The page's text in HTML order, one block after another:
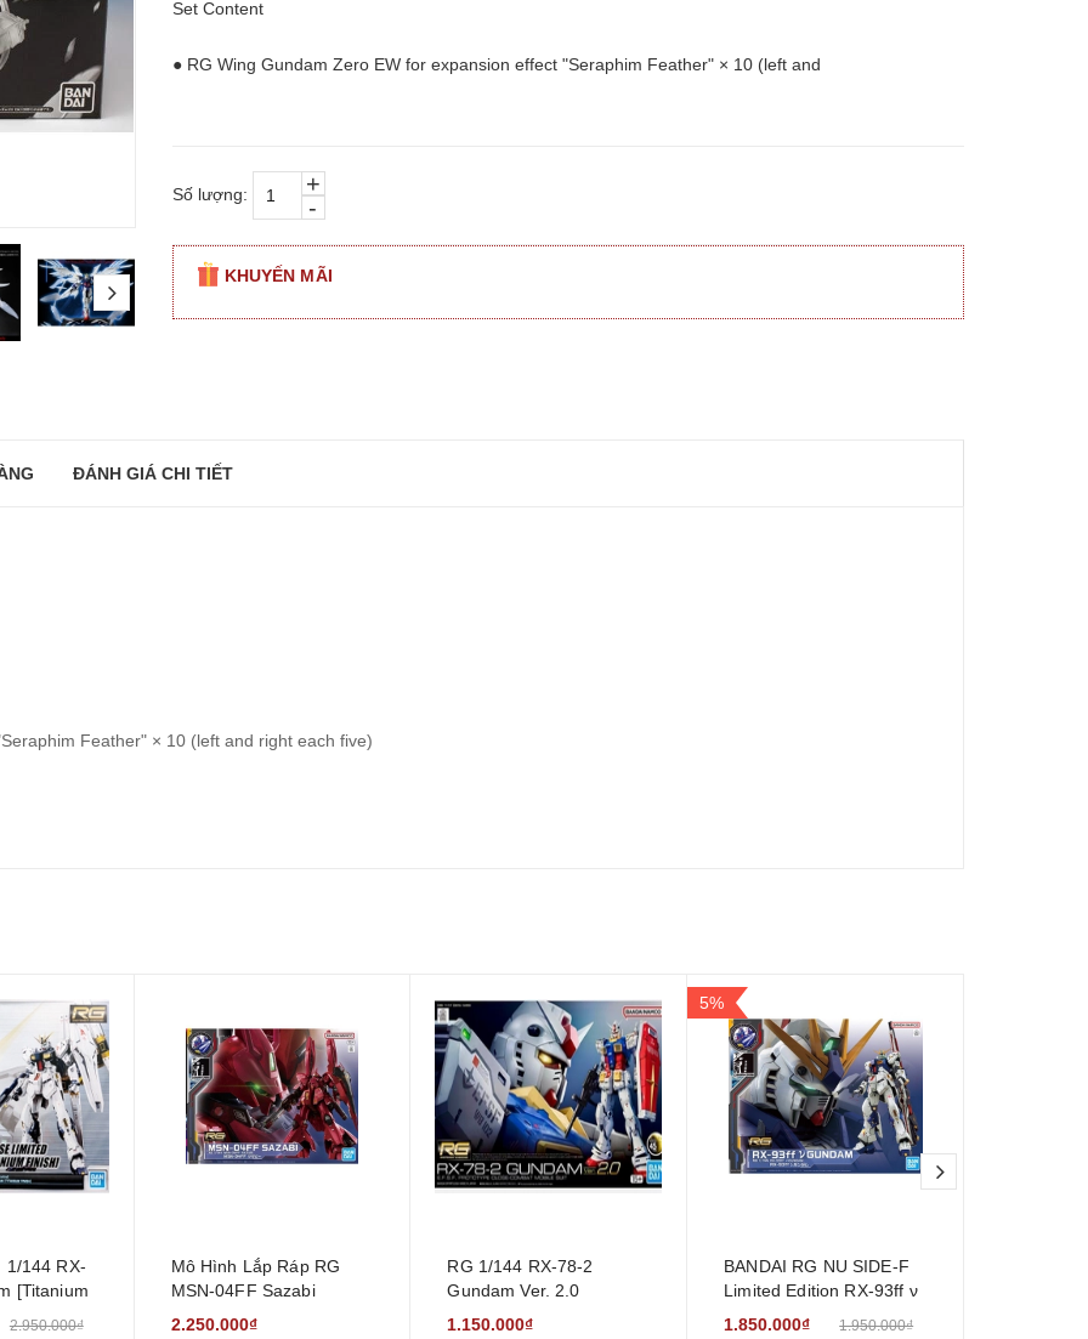
next
Set Content
● RG Wing Gundam Zero EW for expansion effect "Seraphim Feather" × 10 (left and
Số lượng: -
+
KHUYẾN MÃI
ĐÁNH GIÁ CHI TIẾT
Feather" × 10 (left and right each five)
1/144 RX-
[Titanium
2.950.000₫
Mô Hình Lắp Ráp RG
MSN-04FF Sazabi
[Gundam SIDE-F ver.]
2.250.000₫
RG 1/144 RX-78-2
Gundam Ver. 2.0
1.150.000₫
5%
BANDAI RG NU SIDE-F
Limited Edition RX-93ff ν
Gundam Japan Anime
1.850.000₫ 1.950.000₫